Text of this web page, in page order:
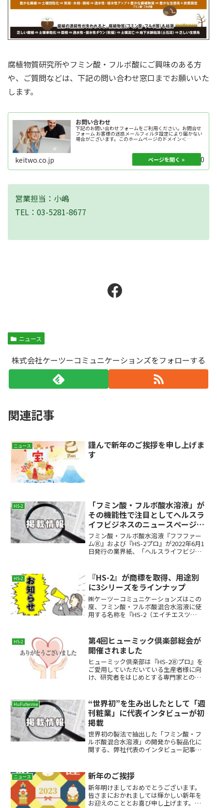
腐植物質研究所やフミン酸・フルボ酸にご興味のある方
や、ご質問などは、下記の問い合わせ窓口までお願いいた
します。
お問い合わせ
下記のお問い合わせフォームをご利用ください。お問合せ
フォーム お客様の迷惑メールフィルタ設定により届かない
場合がございます。このホームページのドメイン＜
keitwo.co.jp 2021.04.30
営業担当：小嶋
TEL：03-5281-8677
Facebook
ニュース
株式会社ケーツーコミュニケーションズをフォローする
関連記事
ニュース
謹んで新年のご挨拶を申し上げま
す
HS-2
「フミン酸・フルボ酸水溶液」が
その機能性で注目としてヘルスラ
イフビジネスのニュースページに
掲載
フミン酸・フルボ酸水溶液『フフファー
ムⓇ』および『HS-2プロ』が2022年6月1
日発行の業界紙、「ヘルスライフビジネ
物質を使用せずに抽出した天然の「フミ
ン酸・フル...
HS-2
『HS-2』が商標を取得、用途別
に3シリーズをラインナップ
㈱ケーツーコミュニケーションズはこの
度、フミン酸・フルボ酸混合水溶液に使
用する名称を『HS-2（エイチエスツ
抽出した天然のフミン酸・フルボ酸混合
水溶液は化粧品、健康食品...
HS-2
第4回ヒューミック倶楽部総会が
開催されました
ヒューミック倶楽部は『HS-2Ⓡプロ』を
ご愛用していただいている生産者様に向
け、研究者をはじめとする専門家との協
ィです。弊社は、スタート時はもちろん
のこと、第1回目...
HuFuferme
“世界初”を生み出したとして「週
刊粧業」に代表インタビューが初
掲載
世界初の製法で抽出した「フミン酸・フ
ルボ酸混合水溶液」の開発から製品化に
関する、弊社代表のインタビュー記事が
されました。週刊粧業は市場動向や企業
研究...
ニュース 新年のご挨拶
新年明けましておめでとうございます。
皆さまにおかれましては輝かしい新年を
お迎えのこととお喜び申し上げます。旧